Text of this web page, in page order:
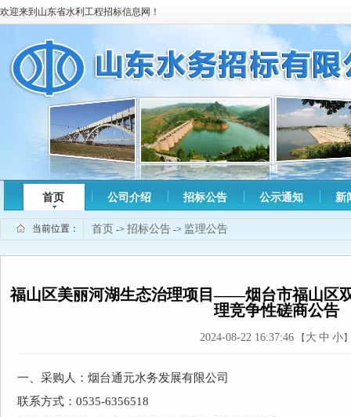
欢迎来到山东省水利工程招标信息网！
首页 公司介绍 招标公告 公示通知 新
当前位置： 首页 -> 招标公告 -> 监理公告
福山区美丽河湖生态治理项目——烟台市福山区
理竞争性磋商公告
2024-08-22 16:37:46 【 大 中 小
一、采购人：烟台通元水务发展有限公司
联系方式：0535-6356518